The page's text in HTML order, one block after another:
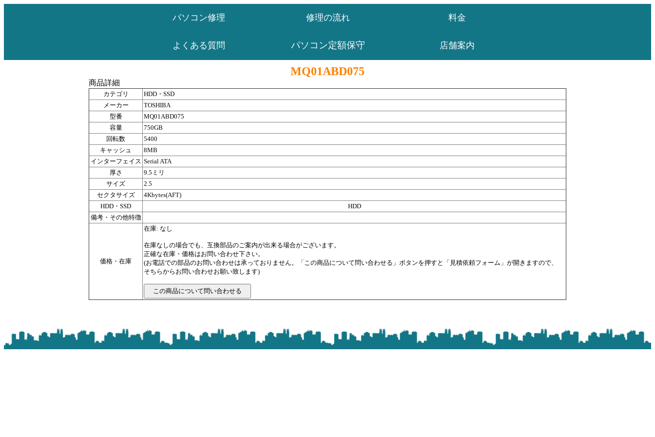
パソコン修理 修理の流れ 料金
よくある質問 パソコン定額保守 店舗案内
MQ01ABD075
商品詳細
カテゴリ
HDD・SSD
メーカー
TOSHIBA
型番
MQ01ABD075
容量
750GB
回転数
5400
キャッシュ
8MB
インターフェイス Serial ATA
厚さ
9.5ミリ
サイズ
2.5
セクタサイズ
4Kbytes(AFT)
HDD・SSD
HDD
備考・その他特徴
価格・在庫
在庫: なし
在庫なしの場合でも、互換部品のご案内が出来る場合がございます。
正確な在庫・価格はお問い合わせ下さい。
(お電話での部品のお問い合わせは承っておりません。「この商品について問い合わせる」ボタンを押すと「見積依頼フォーム」が開きますので、
そちらからお問い合わせお願い致します)